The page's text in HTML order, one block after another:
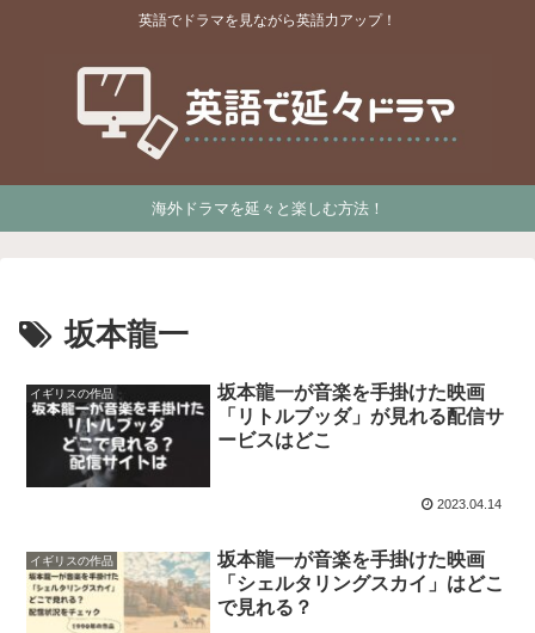
英語でドラマを見ながら英語力アップ！
海外ドラマを延々と楽しむ方法！
坂本龍一
イギリスの作品
坂本龍一が音楽を手掛けた映画
「リトルブッダ」が見れる配信サ
ービスはどこ
2023.04.14
イギリスの作品
坂本龍一が音楽を手掛けた映画
「シェルタリングスカイ」はどこ
で見れる？